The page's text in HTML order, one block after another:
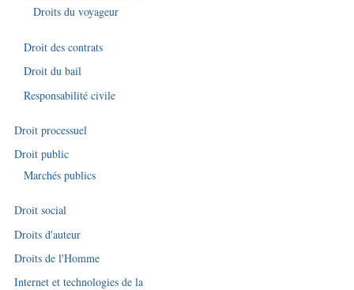
Droits du voyageur
Droit des contrats
Droit du bail
Responsabilité civile
Droit processuel
Droit public
Marchés publics
Droit social
Droits d'auteur
Droits de l'Homme
Internet et technologies de la